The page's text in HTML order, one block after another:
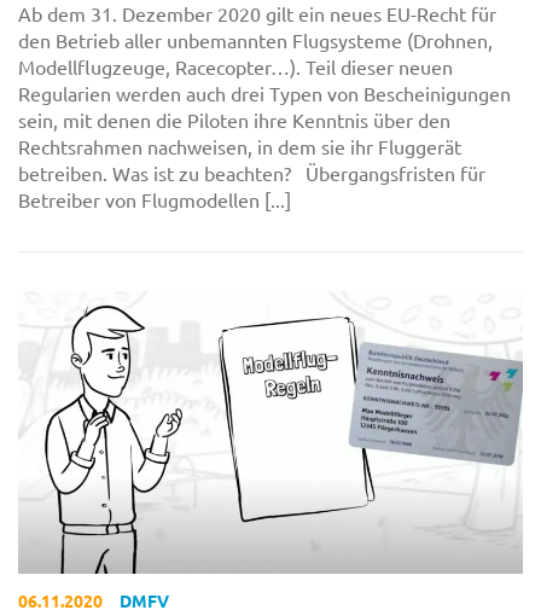
Ab dem 31. Dezember 2020 gilt ein neues EU-Recht für
den Betrieb aller unbemannten Flugsysteme (Drohnen,
Modellflugzeuge, Racecopter…). Teil dieser neuen
Regularien werden auch drei Typen von Bescheinigungen
sein, mit denen die Piloten ihre Kenntnis über den
Rechtsrahmen nachweisen, in dem sie ihr Fluggerät
betreiben. Was ist zu beachten? Übergangsfristen für
Betreiber von Flugmodellen [...]
06.11.2020 DMFV